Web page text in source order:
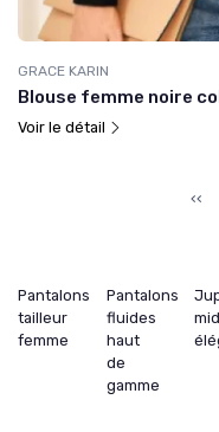
GRACE KARIN
Blouse femme noire
Voir le détail
‹‹
Pantalons
tailleur
femme
Pantalons
fluides
haut
de
gamme